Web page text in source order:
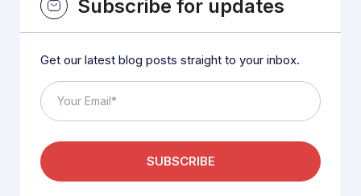
Subscribe for updates
Get our latest blog posts straight to your inbox.